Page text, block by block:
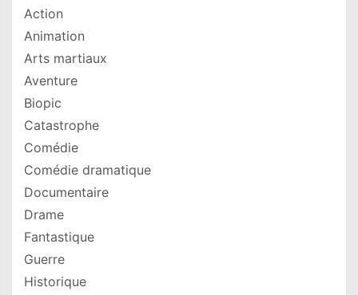
Action
Animation
Arts martiaux
Aventure
Biopic
Catastrophe
Comédie
Comédie dramatique
Documentaire
Drame
Fantastique
Guerre
Historique